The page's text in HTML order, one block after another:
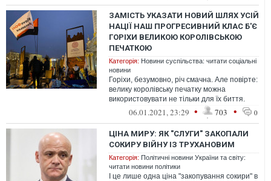
ЗАМІСТЬ УКАЗАТИ НОВИЙ ШЛЯХ УСІЙ
НАЦІЇ НАШ ПРОГРЕСИВНИЙ КЛАС Б'Є
ГОРІХИ ВЕЛИКОЮ КОРОЛІВСЬКОЮ
ПЕЧАТКОЮ
Категорія: Новини суспільства: читати соціальні
новини
Горіхи, безумовно, річ смачна. Але повірте:
велику королівську печатку можна
використовувати не тільки для їх биття.
Замах богатирський – а удару, вла...
06.01.2021, 23:29 • 703 • 0
ЦІНА МИРУ: ЯК "СЛУГИ" ЗАКОПАЛИ
СОКИРУ ВІЙНУ ІЗ ТРУХАНОВИМ
Категорія: Політичні новини України та світу:
читати новини політики
І це лише одна ціна "закопування сокири" в